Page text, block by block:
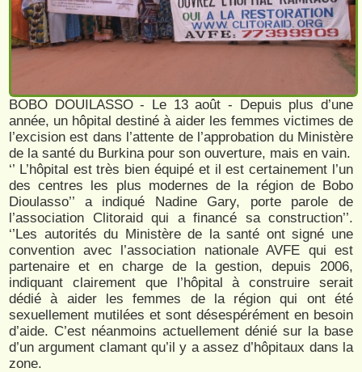
BOBO DOUILASSO - Le 13 août - Depuis plus d’une
année, un hôpital destiné à aider les femmes victimes de
l’excision est dans l’attente de l’approbation du Ministère
de la santé du Burkina pour son ouverture, mais en vain.
‘’ L’hôpital est très bien équipé et il est certainement l’un
des centres les plus modernes de la région de Bobo
Dioulasso’’ a indiqué Nadine Gary, porte parole de
l’association Clitoraid qui a financé sa construction’’.
‘’Les autorités du Ministère de la santé ont signé une
convention avec l’association nationale AVFE qui est
partenaire et en charge de la gestion, depuis 2006,
indiquant clairement que l’hôpital à construire serait
dédié à aider les femmes de la région qui ont été
sexuellement mutilées et sont désespérément en besoin
d’aide. C’est néanmoins actuellement dénié sur la base
d’un argument clamant qu’il y a assez d’hôpitaux dans la
zone.